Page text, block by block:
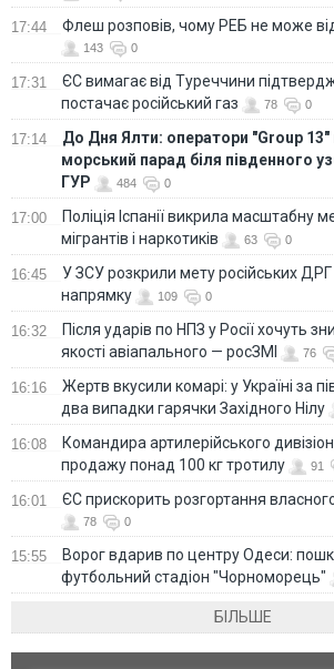
17:44 Флеш розповів, чому РЕБ не може
143 0
17:31
ЄС вимагає від Туреччини
постачає російський газ
78 0
17:14
До Дня Ялти: оператори "Group 13"
морський парад біля південного
ГУР
484 0
17:00
Поліція Іспанії викрила масштабну
мігрантів і наркотиків
63 0
16:45
У ЗСУ розкрили мету російських
напрямку
109 0
16:32
Після ударів по НПЗ у Росії хочуть
якості авіапального — росЗМІ
76
16:16
Жертв вкусили комарі: у Україні за
два випадки гарячки Західного Нілу
16:08
Командира артилерійського
продажу понад 100 кг тротилу
91
16:01 ЄС прискорить розгортання
78 0
15:55
Ворог вдарив по центру Одеси:
футбольний стадіон "Чорноморець"
БІЛЬШЕ